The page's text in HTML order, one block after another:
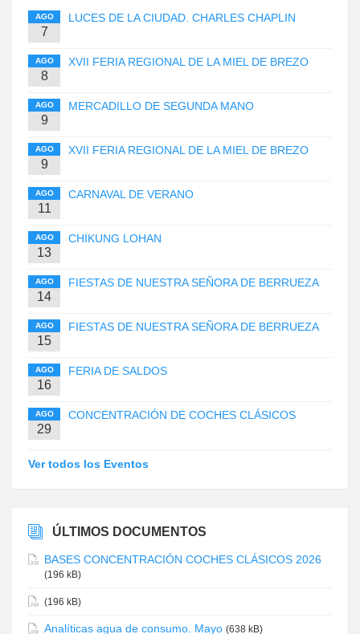
AGO
7
LUCES DE LA CIUDAD. CHARLES CHAPLIN
AGO
8
XVII FERIA REGIONAL DE LA MIEL DE BREZO
AGO
9
MERCADILLO DE SEGUNDA MANO
AGO
9
XVII FERIA REGIONAL DE LA MIEL DE BREZO
AGO
11
CARNAVAL DE VERANO
AGO
13
CHIKUNG LOHAN
AGO
14
FIESTAS DE NUESTRA SEÑORA DE BERRUEZA
AGO
15
FIESTAS DE NUESTRA SEÑORA DE BERRUEZA
AGO
16
FERIA DE SALDOS
AGO
29
CONCENTRACIÓN DE COCHES CLÁSICOS
Ver todos los Eventos
ÚLTIMOS DOCUMENTOS
BASES CONCENTRACIÓN COCHES CLÁSICOS 2026
(196 kB)
(196 kB)
Analíticas agua de consumo. Mayo (638 kB)